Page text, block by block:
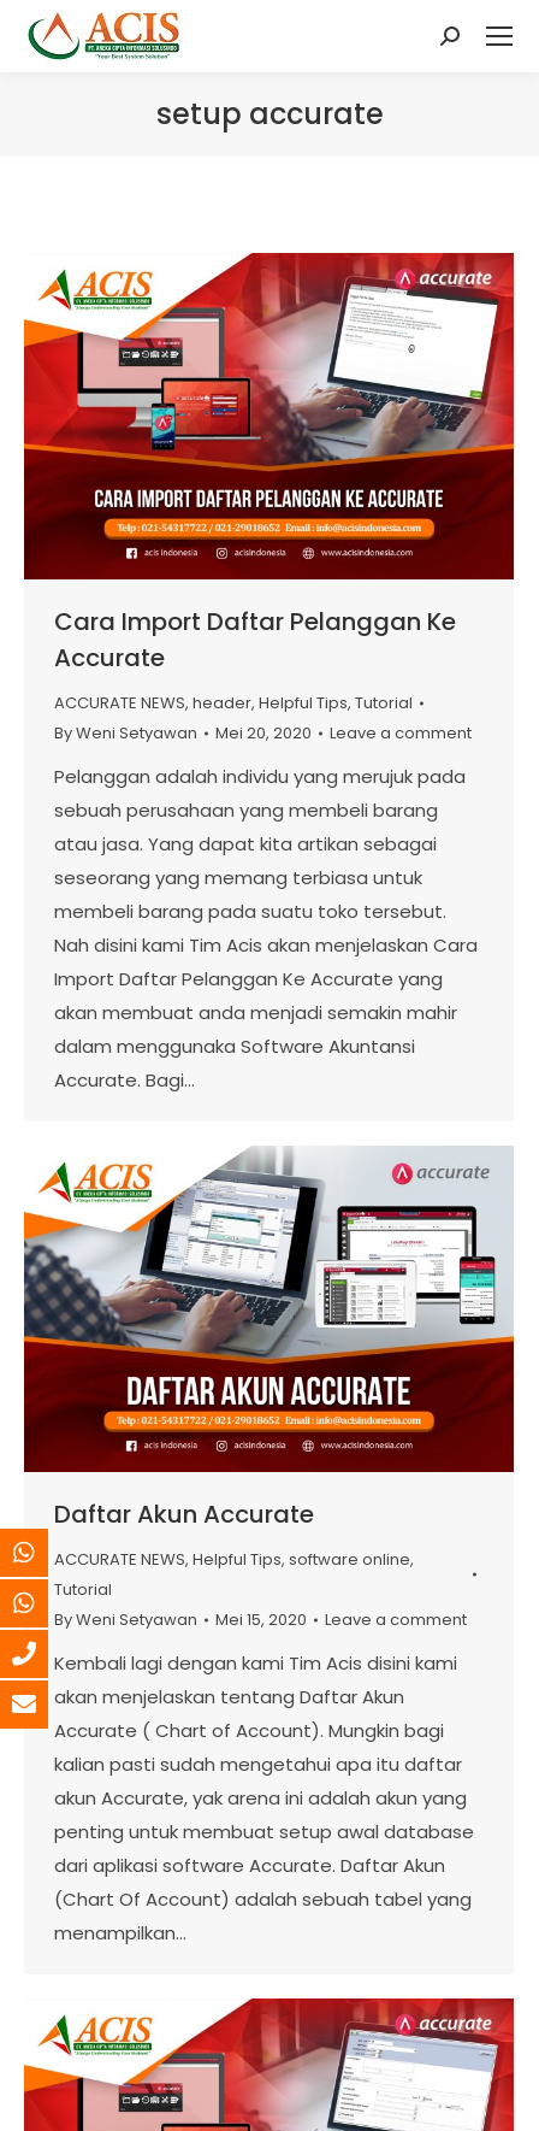
Search:
setup accurate
Cara Import Daftar Pelanggan Ke
Accurate
ACCURATE NEWS, header, Helpful Tips, Tutorial
ByWeni Setyawan Mei 20, 2020 Leave a comment
Pelanggan adalah individu yang merujuk pada
sebuah perusahaan yang membeli barang
atau jasa. Yang dapat kita artikan sebagai
seseorang yang memang terbiasa untuk
membeli barang pada suatu toko tersebut.
Nah disini kami Tim Acis akan menjelaskan Cara
Import Daftar Pelanggan Ke Accurate yang
akan membuat anda menjadi semakin mahir
dalam menggunaka Software Akuntansi
Accurate. Bagi…
Daftar Akun Accurate
ACCURATE NEWS, Helpful Tips, software online,
Tutorial
ByWeni Setyawan Mei 15, 2020 Leave a comment
Kembali lagi dengan kami Tim Acis disini kami
akan menjelaskan tentang Daftar Akun
Accurate ( Chart of Account). Mungkin bagi
kalian pasti sudah mengetahui apa itu daftar
akun Accurate, yak arena ini adalah akun yang
penting untuk membuat setup awal database
dari aplikasi software Accurate. Daftar Akun
(Chart Of Account) adalah sebuah tabel yang
menampilkan…